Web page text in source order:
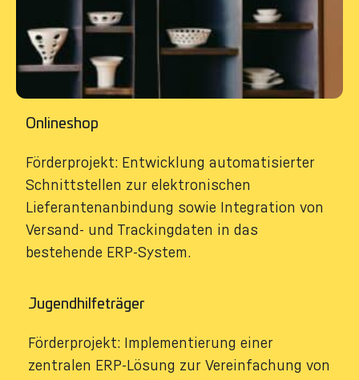
Onlineshop
Förderprojekt: Entwicklung automatisierter
Schnittstellen zur elektronischen
Lieferantenanbindung sowie Integration von
Versand- und Trackingdaten in das
bestehende ERP-System.
Jugendhilfeträger
Förderprojekt: Implementierung einer
zentralen ERP-Lösung zur Vereinfachung von